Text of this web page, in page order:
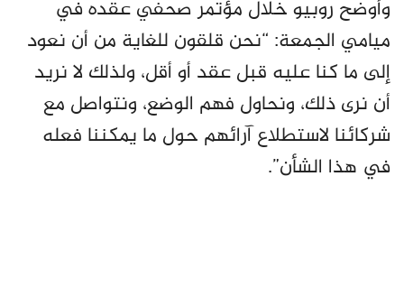
وأوضح روبيو خلال مؤتمر صحفي عقده في
ميامي الجمعة: “نحن قلقون للغاية من أن نعود
إلى ما كنا عليه قبل عقد أو أقل، ولذلك لا نريد
أن نرى ذلك، ونحاول فهم الوضع، ونتواصل مع
شركائنا لاستطلاع آرائهم حول ما يمكننا فعله
في هذا الشأن”.